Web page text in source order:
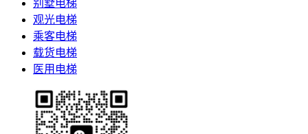
别墅电梯
观光电梯
乘客电梯
载货电梯
医用电梯